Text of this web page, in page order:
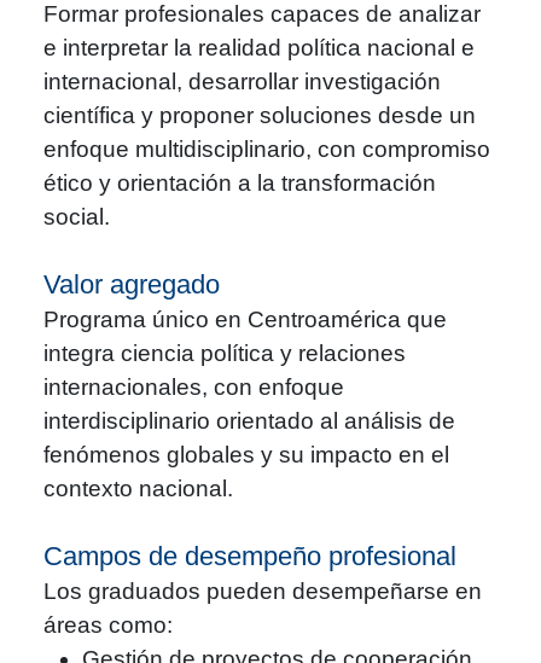
Formar profesionales capaces de analizar
e interpretar la realidad política nacional e
internacional, desarrollar investigación
científica y proponer soluciones desde un
enfoque multidisciplinario, con compromiso
ético y orientación a la transformación
social.
Valor agregado
Programa único en Centroamérica que
integra ciencia política y relaciones
internacionales, con enfoque
interdisciplinario orientado al análisis de
fenómenos globales y su impacto en el
contexto nacional.
Campos de desempeño profesional
Los graduados pueden desempeñarse en
áreas como: